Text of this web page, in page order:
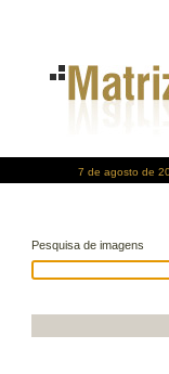
7 de agosto de
Pesquisa de imagens